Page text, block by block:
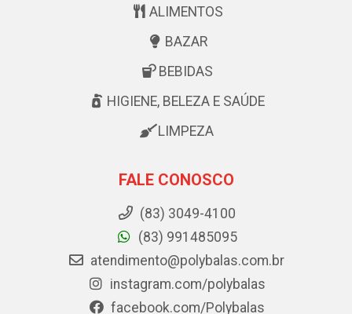
ALIMENTOS
BAZAR
BEBIDAS
HIGIENE, BELEZA E SAÚDE
LIMPEZA
FALE CONOSCO
(83) 3049-4100
(83) 991485095
atendimento@polybalas.com.br
instagram.com/polybalas
facebook.com/Polybalas